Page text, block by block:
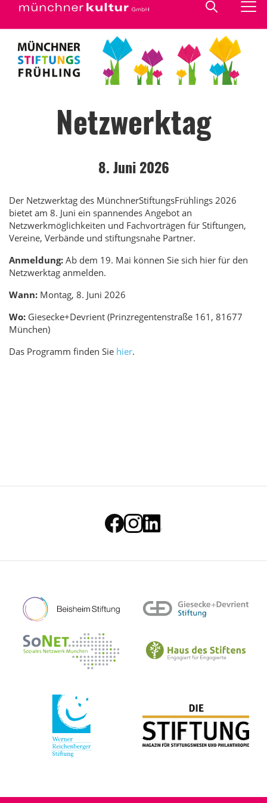
Netzwerktag
8. Juni 2026
Der Netzwerktag des MünchnerStiftungsFrühlings 2026
bietet am 8. Juni ein spannendes Angebot an
Netzwerkmöglichkeiten und Fachvorträgen für Stiftungen,
Vereine, Verbände und stiftungsnahe Partner.
Anmeldung: Ab dem 19. Mai können Sie sich hier für den
Netzwerktag anmelden.
Wann: Montag, 8. Juni 2026
Wo: Giesecke+Devrient (Prinzregentenstraße 161, 81677
München)
Das Programm finden Sie hier.